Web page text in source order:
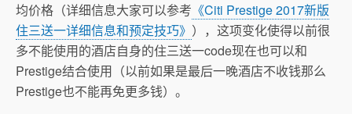
均价格（详细信息大家可以参考 《Citi Prestige 2017新版
住三送一详细信息和预定技巧》 ），这项变化使得以前很
多不能使用的酒店自身的住三送一code现在也可以和
Prestige结合使用（以前如果是最后一晚酒店不收钱那么
Prestige也不能再免更多钱）。